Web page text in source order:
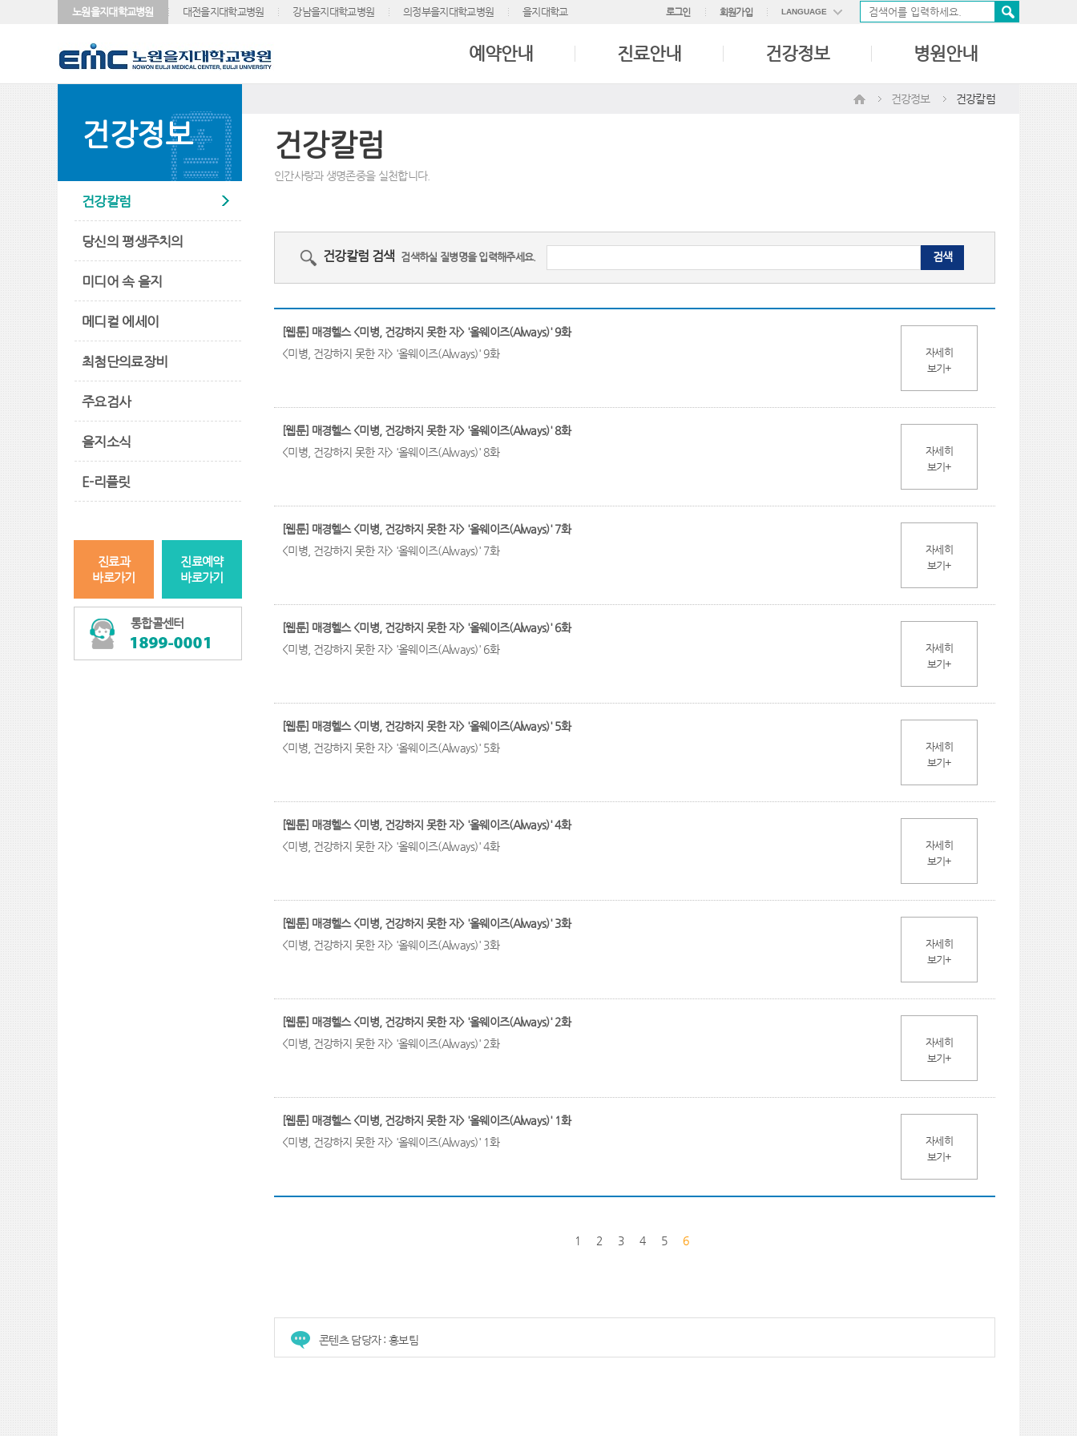
노원을지대학교병원 대전을지대학교병원 강남을지대학교병원 의정부을지대학교병원 을지대학교 로그인 회원가입 LANGUAGE
中國語
예약안내 진료안내 건강정보 병원안내
건강정보
건강칼럼
당신의 평생주치의
미디어 속 을지
메디컬 에세이
최첨단의료장비
주요검사
을지소식
E-리플릿
진료과
바로가기
진료예약
바로가기
통합콜센터
건강정보 건강칼럼
건강칼럼
인간사랑과 생명존중을 실천합니다.
건강칼럼 검색 검색하실 질병명을 입력해주세요. 검색
[웹툰] 매경헬스 <미병, 건강하지 못한 자> '올웨이즈(Always)' 9화
<미병, 건강하지 못한 자> '올웨이즈(Always)' 9화
자세히
보기+
[웹툰] 매경헬스 <미병, 건강하지 못한 자> '올웨이즈(Always)' 8화
<미병, 건강하지 못한 자> '올웨이즈(Always)' 8화
자세히
보기+
[웹툰] 매경헬스 <미병, 건강하지 못한 자> '올웨이즈(Always)' 7화
<미병, 건강하지 못한 자> '올웨이즈(Always)' 7화
자세히
보기+
[웹툰] 매경헬스 <미병, 건강하지 못한 자> '올웨이즈(Always)' 6화
<미병, 건강하지 못한 자> '올웨이즈(Always)' 6화
자세히
보기+
[웹툰] 매경헬스 <미병, 건강하지 못한 자> '올웨이즈(Always)' 5화
<미병, 건강하지 못한 자> '올웨이즈(Always)' 5화
자세히
보기+
[웹툰] 매경헬스 <미병, 건강하지 못한 자> '올웨이즈(Always)' 4화
<미병, 건강하지 못한 자> '올웨이즈(Always)' 4화
자세히
보기+
[웹툰] 매경헬스 <미병, 건강하지 못한 자> '올웨이즈(Always)' 3화
<미병, 건강하지 못한 자> '올웨이즈(Always)' 3화
자세히
보기+
[웹툰] 매경헬스 <미병, 건강하지 못한 자> '올웨이즈(Always)' 2화
<미병, 건강하지 못한 자> '올웨이즈(Always)' 2화
자세히
보기+
[웹툰] 매경헬스 <미병, 건강하지 못한 자> '올웨이즈(Always)' 1화
<미병, 건강하지 못한 자> '올웨이즈(Always)' 1화
자세히
보기+
1 2 3 4 5 6
콘텐츠 담당자 : 홍보팀